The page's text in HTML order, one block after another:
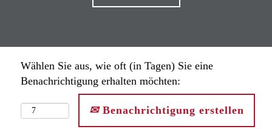
Wählen Sie aus, wie oft (in Tagen) Sie eine
Benachrichtigung erhalten möchten:
Benachrichtigung erstellen